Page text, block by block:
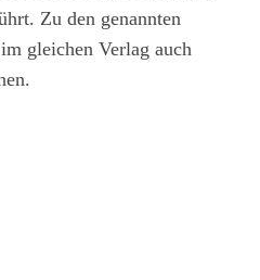
Zu den genannten
gleichen Verlag auch